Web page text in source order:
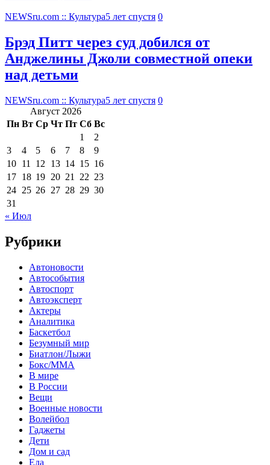
NEWSru.com :: Культура5 лет спустя 0
Брэд Питт через суд добился от
Анджелины Джоли совместной опеки
над детьми
NEWSru.com :: Культура5 лет спустя 0
Август 2026
Пн Вт Ср Чт Пт Сб Вс
1
2
3
4 5 6 7 8
9
10 11 12 13 14 15 16
17 18 19 20 21 22 23
24 25 26 27 28 29 30
31
« Июл
Рубрики
Автоновости
Автособытия
Автоспорт
Автоэксперт
Актеры
Аналитика
Баскетбол
Безумный мир
Биатлон/Лыжи
Бокс/MMA
В мире
В России
Вещи
Военные новости
Волейбол
Гаджеты
Дети
Дом и сад
Еда